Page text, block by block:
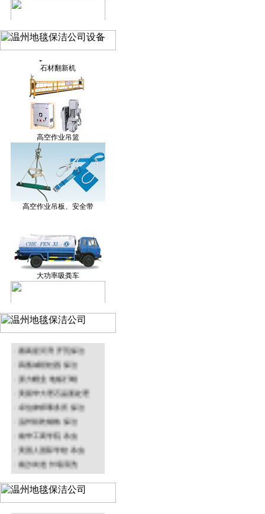
温州管道疏通
保洁产品研发
温州外墙清洗
温州地毯清洗
温州环境治理
温州园林绿化
温州防水补漏
石材翻新机
高空作业吊篮
高空作业吊板、安全带
大功率吸粪车
升降机
垃圾清运车
烟雾机
· 番禺星河湾 开荒保洁
· 美丽华大理石晶面处理
· 卓信律师事务所 保洁
· 南华工商学院 杀虫
· 美国人国际学校 杀虫
· 名正鞋业水磨石打蜡